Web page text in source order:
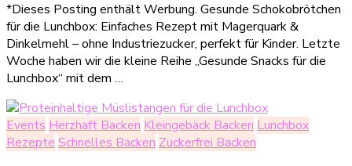
Snacks
für
die
Lunchbox: Leckere
ohne
schlechtes
Gewissen
*Dieses Posting enthält Werbung. Gesunde Schokobrötchen
für die Lunchbox: Einfaches Rezept mit Magerquark &
Dinkelmehl – ohne Industriezucker, perfekt für Kinder. Letzte
Woche haben wir die kleine Reihe „Gesunde Snacks für die
Lunchbox“ mit dem …
Events Herzhaft Backen Kleingebäck Backen Lunchbox
Rezepte Schnelles Backen Zuckerfrei Backen